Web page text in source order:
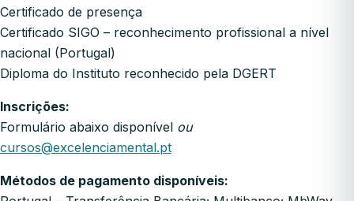
Certificado de presença
Certificado SIGO – reconhecimento profissional a nível
nacional (Portugal)
Diploma do Instituto reconhecido pela DGERT
Inscrições:
Formulário abaixo disponível ou
cursos@excelenciamental.pt
Métodos de pagamento disponíveis: